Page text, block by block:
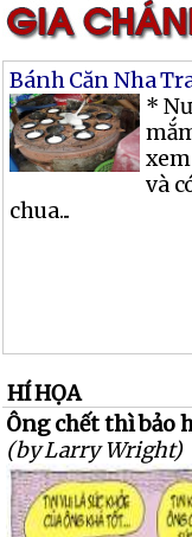
Bánh Căn Nha
*
và
chua...
HÍ HỌA
Ông chết thì bảo
(by Larry Wright)